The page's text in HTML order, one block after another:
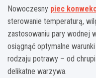
Nowoczesny piec
sterowanie temperaturą,
zastosowaniu pary wodnej
osiągnąć optymalne
rodzaju potrawy – od
delikatne warzywa.